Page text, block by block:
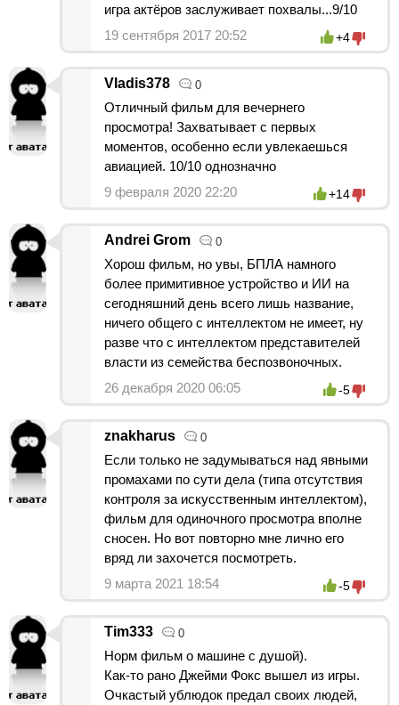
игра актёров заслуживает похвалы...9/10
19 сентября 2017 20:52
+4
Vladis378 0
Отличный фильм для вечернего
просмотра! Захватывает с первых
моментов, особенно если увлекаешься
авиацией. 10/10 однозначно
9 февраля 2020 22:20
+14
Andrei Grom 0
Хорош фильм, но увы, БПЛА намного
более примитивное устройство и ИИ на
сегодняшний день всего лишь название,
ничего общего с интеллектом не имеет, ну
разве что с интеллектом представителей
власти из семейства беспозвоночных.
26 декабря 2020 06:05
-5
znakharus 0
Если только не задумываться над явными
промахами по сути дела (типа отсутствия
контроля за искусственным интеллектом),
фильм для одиночного просмотра вполне
сносен. Но вот повторно мне лично его
вряд ли захочется посмотреть.
9 марта 2021 18:54
-5
Tim333 0
Норм фильм о машине с душой).
Как-то рано Джейми Фокс вышел из игры.
Очкастый ублюдок предал своих людей,